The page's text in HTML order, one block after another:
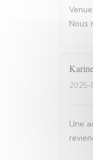
Nous
2025-
Une